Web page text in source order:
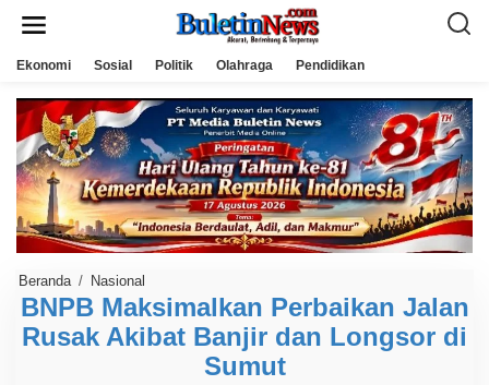
Ekonomi Sosial Politik Olahraga Pendidikan
Beranda / Nasional
P
B
M
BNPB Maksimalkan Perbaikan Jalan
Rusak Akibat Banjir dan Longsor di
Sumut